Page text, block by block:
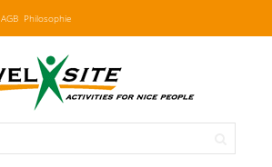
AGB Philosophie